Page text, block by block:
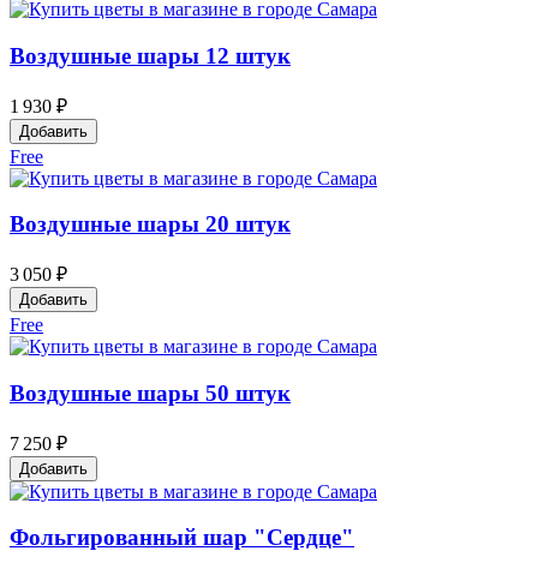
Воздушные шары 12 штук
1 930 ₽
Добавить
Free
Воздушные шары 20 штук
3 050 ₽
Добавить
Free
Воздушные шары 50 штук
7 250 ₽
Добавить
Фольгированный шар "Сердце"